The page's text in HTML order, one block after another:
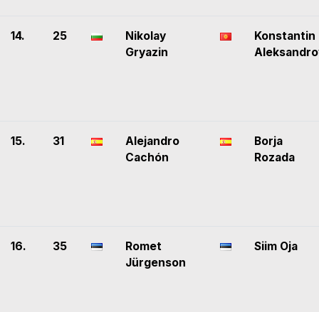
14. 25
Nikolay
Gryazin
Konstantin
15. 31
Alejandro
Cachón
Borja
Rozada
16. 35
Romet
Jürgenson
Siim Oja